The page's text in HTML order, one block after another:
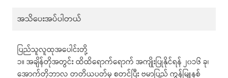
အသိပေးအပ်ပါတယ်
ပြည်သူလူထုအပေါင်းတို့
၁။ အချိန်တိုအတွင်း ထိထိရောက်ရောက် အကျိုးပြုနိုင်ရန် ၂၀၁၆ ခု၊
အောက်တိုဘာလ တတိယပတ်မှ စတင်ပြီး ဗမာပြည် ကွန်မြူနစ်